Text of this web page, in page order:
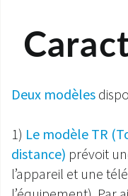
Deux modèles
1) Le modèle TR
distance) prévoit
l’appareil et une